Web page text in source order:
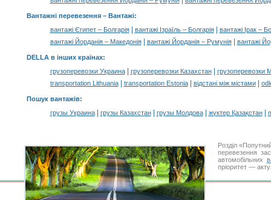
Вантажні перевезення – Вантажі:
вантажі Єгипет – Болгарія| вантажі Ізраїль – Болгарія|
вантажі Ірак –
вантажі Йорданія – Македонія| вантажі Йорданія – Румунія| вантажі
DELLA в інших країнах:
грузоперевозки Украина| грузоперевозки Казахстан|
грузоперевозки
transportation Lithuania| transportation Estonia| відстані між містами|
Пошук вантажів:
грузы Украина| грузы Казахстан| грузы Молдова| жүктер Қазақстан|
Розділ
перевезення
автомобільних
пріоритет —